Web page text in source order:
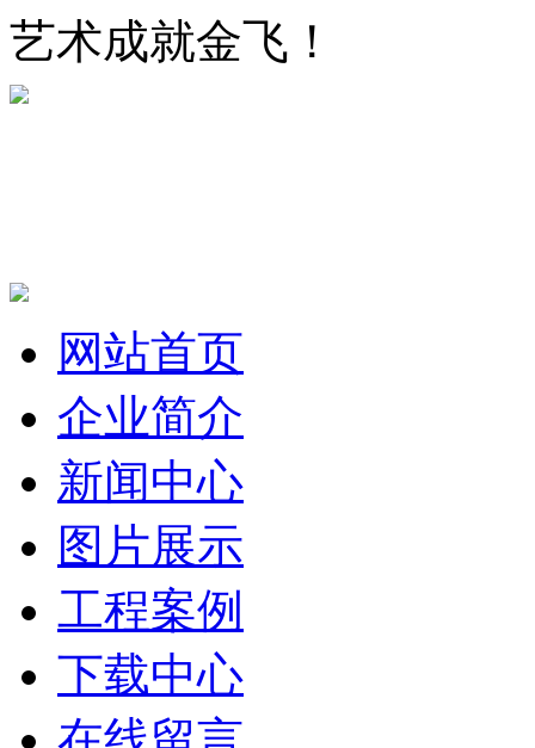
艺术成就金飞！
网站首页
企业简介
新闻中心
图片展示
工程案例
下载中心